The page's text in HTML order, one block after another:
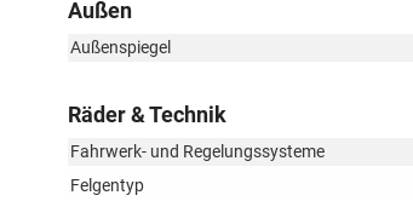
Außen
Außenspiegel
Räder & Technik
Fahrwerk- und Regelungssysteme
Felgentyp